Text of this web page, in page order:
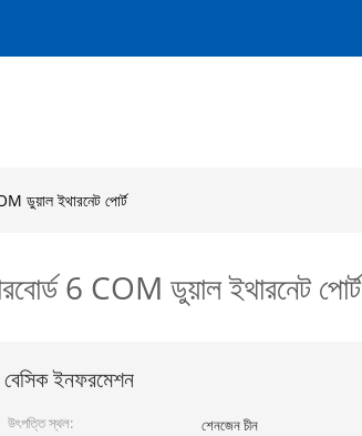
ডুয়াল ইথারনেট পোর্ট
6 COM ডুয়াল ইথারনেট পোর্ট
বেসিক ইনফরমেশন
উৎপত্তি স্থল:
শেনজেন চীন